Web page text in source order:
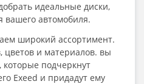
идеальные диски,
автомобиля.
широкий ассортимент.
цветов и материалов. вы
подчеркнут
Exeed и придадут ему